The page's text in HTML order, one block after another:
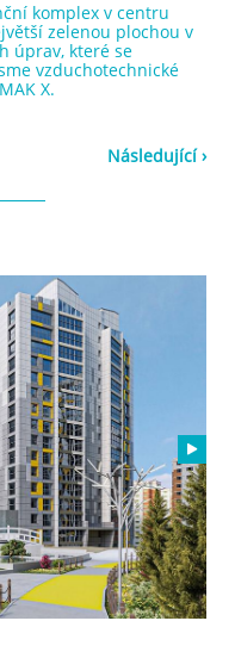
komplex v centru
zelenou plochou v
úprav, které se
vzduchotechnické
X.
Následující ›